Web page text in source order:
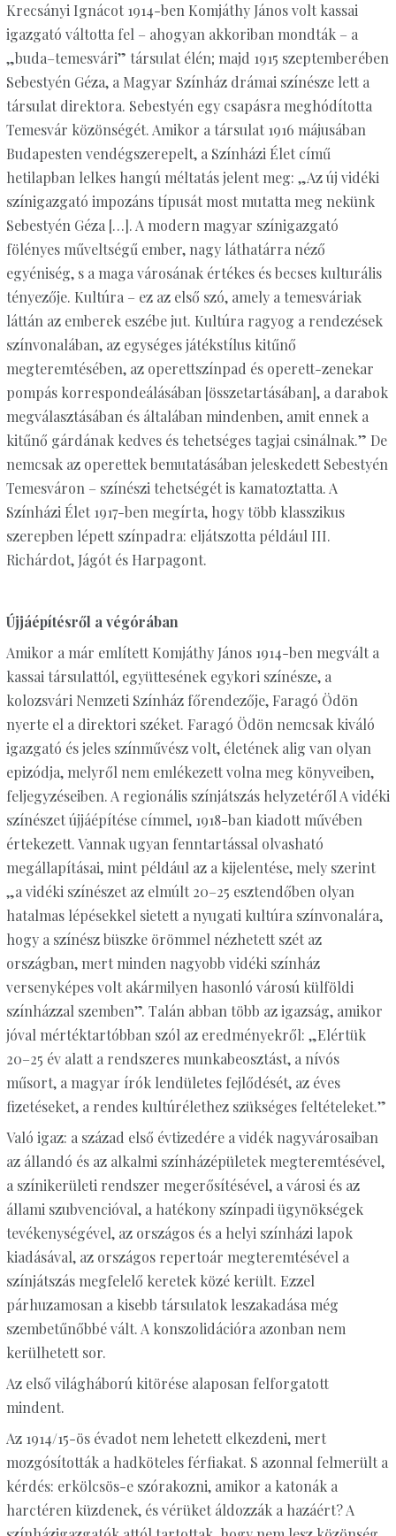
Krecsányi Ignácot 1914-ben Komjáthy János volt kassai
igazgató váltotta fel – ahogyan akkoriban mondták – a
„buda–temesvári” társulat élén; majd 1915 szeptemberében
Sebestyén Géza, a Magyar Színház drámai színésze lett a
társulat direktora. Sebestyén egy csapásra meghódította
Temesvár közönségét. Amikor a társulat 1916 májusában
Budapesten vendégszerepelt, a Színházi Élet című
hetilapban lelkes hangú méltatás jelent meg: „Az új vidéki
színigazgató impozáns típusát most mutatta meg nekünk
Sebestyén Géza […]. A modern magyar színigazgató
fölényes műveltségű ember, nagy láthatárra néző
egyéniség, s a maga városának értékes és becses kulturális
tényezője. Kultúra – ez az első szó, amely a temesváriak
láttán az emberek eszébe jut. Kultúra ragyog a rendezések
színvonalában, az egységes játékstílus kitűnő
megteremtésében, az operettszínpad és operett-zenekar
pompás korrespondeálásában [összetartásában], a darabok
megválasztásában és általában mindenben, amit ennek a
kitűnő gárdának kedves és tehetséges tagjai csinálnak.” De
nemcsak az operettek bemutatásában jeleskedett Sebestyén
Temesváron – színészi tehetségét is kamatoztatta. A
Színházi Élet 1917-ben megírta, hogy több klasszikus
szerepben lépett színpadra: eljátszotta például III.
Richárdot, Jágót és Harpagont.
Újjáépítésről a végórában
Amikor a már említett Komjáthy János 1914-ben megvált a
kassai társulattól, együttesének egykori színésze, a
kolozsvári Nemzeti Színház főrendezője, Faragó Ödön
nyerte el a direktori széket. Faragó Ödön nemcsak kiváló
igazgató és jeles színművész volt, életének alig van olyan
epizódja, melyről nem emlékezett volna meg könyveiben,
feljegyzéseiben. A regionális színjátszás helyzetéről A vidéki
színészet újjáépítése címmel, 1918-ban kiadott művében
értekezett. Vannak ugyan fenntartással olvasható
megállapításai, mint például az a kijelentése, mely szerint
„a vidéki színészet az elmúlt 20–25 esztendőben olyan
hatalmas lépésekkel sietett a nyugati kultúra színvonalára,
hogy a színész büszke örömmel nézhetett szét az
országban, mert minden nagyobb vidéki színház
versenyképes volt akármilyen hasonló városú külföldi
színházzal szemben”. Talán abban több az igazság, amikor
jóval mértéktartóbban szól az eredményekről: „Elértük
20–25 év alatt a rendszeres munkabeosztást, a nívós
műsort, a magyar írók lendületes fejlődését, az éves
fizetéseket, a rendes kultúrélethez szükséges feltételeket.”
Való igaz: a század első évtizedére a vidék nagyvárosaiban
az állandó és az alkalmi színházépületek megteremtésével,
a színikerületi rendszer megerősítésével, a városi és az
állami szubvencióval, a hatékony színpadi ügynökségek
tevékenységével, az országos és a helyi színházi lapok
kiadásával, az országos repertoár megteremtésével a
színjátszás megfelelő keretek közé került. Ezzel
párhuzamosan a kisebb társulatok leszakadása még
szembetűnőbbé vált. A konszolidációra azonban nem
kerülhetett sor.
Az első világháború kitörése alaposan felforgatott
mindent.
Az 1914/15-ös évadot nem lehetett elkezdeni, mert
mozgósították a hadköteles férfiakat. S azonnal felmerült a
kérdés: erkölcsös-e szórakozni, amikor a katonák a
harctéren küzdenek, és vérüket áldozzák a hazáért? A